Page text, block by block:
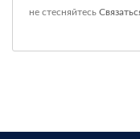
не стесняйтесь